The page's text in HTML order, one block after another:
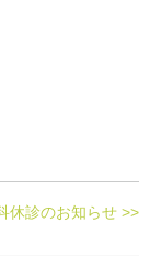
休診のお知らせ >>